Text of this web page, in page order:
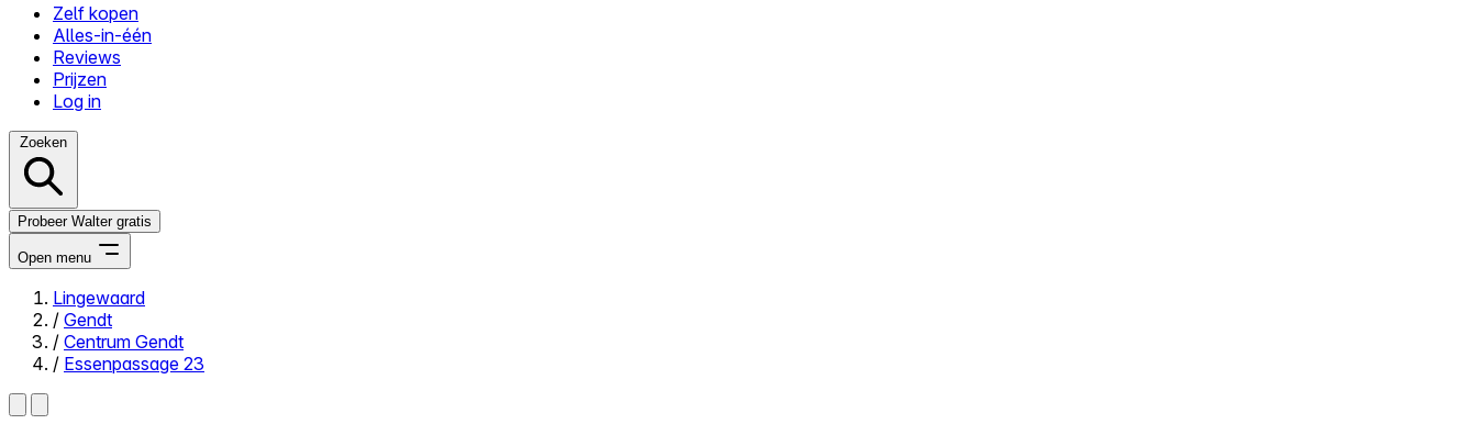
Zelf kopen
Alles-in-één
Reviews
Prijzen
Log in
Zoeken
Probeer Walter gratis
Open menu
Close menu
Lingewaard
/ Gendt
/ Centrum Gendt
/ Essenpassage 23